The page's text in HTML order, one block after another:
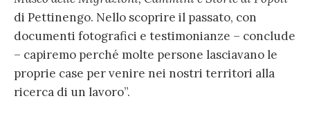
di Pettinengo. Nello scoprire il passato, con
documenti fotografici e testimonianze – conclude
– capiremo perché molte persone lasciavano le
proprie case per venire nei nostri territori alla
ricerca di un lavoro”.